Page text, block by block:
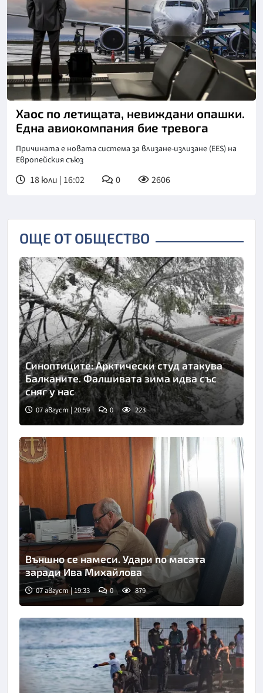
Хаос по летищата, невиждани опашки.
Една авиокомпания бие тревога
Причината е новата система за влизане-излизане (EES) на
Европейския съюз
18 юли | 16:02 0 2606
ОЩЕ ОТ ОБЩЕСТВО
Синоптиците: Арктически студ атакува
Балканите. Фалшивата зима идва със
сняг у нас
07 август | 20:59 0 223
Външно се намеси. Удари по масата
заради Ива Михайлова
07 август | 19:33 0 879